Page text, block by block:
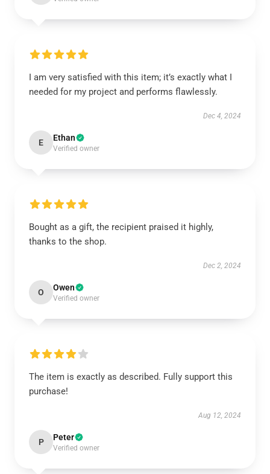
I am very satisfied with this item; it’s exactly what I
needed for my project and performs flawlessly.
Dec 4, 2024
E Ethan
Verified owner
Bought as a gift, the recipient praised it highly,
thanks to the shop.
Dec 2, 2024
O Owen
Verified owner
The item is exactly as described. Fully support this
purchase!
Aug 12, 2024
P Peter
Verified owner